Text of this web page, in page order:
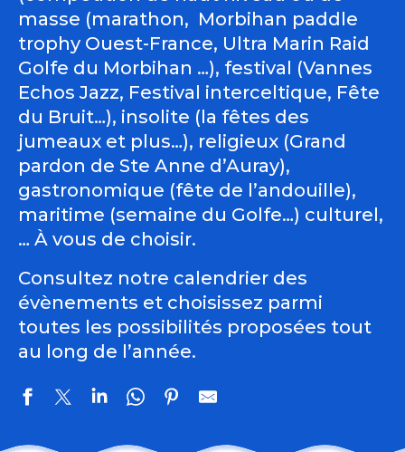
masse (marathon, Morbihan paddle
trophy Ouest-France, Ultra Marin Raid
Golfe du Morbihan …), festival (Vannes
Echos Jazz, Festival interceltique, Fête
du Bruit…), insolite (la fêtes des
jumeaux et plus…), religieux (Grand
pardon de Ste Anne d’Auray),
gastronomique (fête de l’andouille),
maritime (semaine du Golfe…) culturel,
… À vous de choisir.
Consultez notre calendrier des
évènements et choisissez parmi
toutes les possibilités proposées tout
au long de l’année.